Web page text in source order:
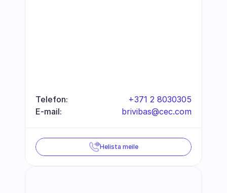
Telefon:
+371 2 8030305
E-mail:
brivibas@cec.com
Helista meile